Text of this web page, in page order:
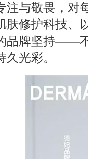
注与敬畏，对
肤修护科技、
品牌坚持——
久光彩。